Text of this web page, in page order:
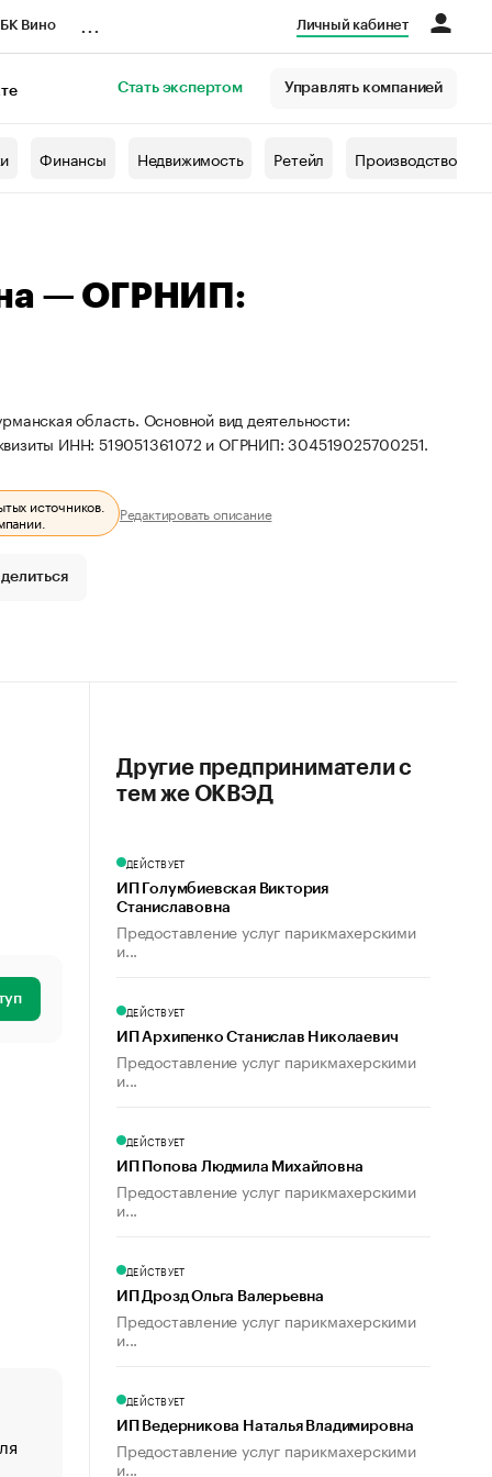
Вино Личный кабинет
Стать экспертом Управлять компанией
Финансы Недвижимость Ретейл Производство
— ОГРНИП:
область. Основной вид деятельности:
ИНН: 519051361072 и ОГРНИП: 304519025700251.
источников.
Редактировать описание
«От спорта тело стареет иначе». Как живет глава
создавшей GTA
Другие предприниматели с
тем же ОКВЭД
ДЕЙСТВУЕТ
ИП Голумбиевская Виктория
Станиславовна
Предоставление услуг парикмахерскими
и...
ДЕЙСТВУЕТ
ИП Архипенко Станислав Николаевич
Предоставление услуг парикмахерскими
и...
ДЕЙСТВУЕТ
ИП Попова Людмила Михайловна
Предоставление услуг парикмахерскими
и...
ДЕЙСТВУЕТ
ИП Дрозд Ольга Валерьевна
Предоставление услуг парикмахерскими
и...
ДЕЙСТВУЕТ
ИП Ведерникова Наталья Владимировна
Предоставление услуг парикмахерскими
и...